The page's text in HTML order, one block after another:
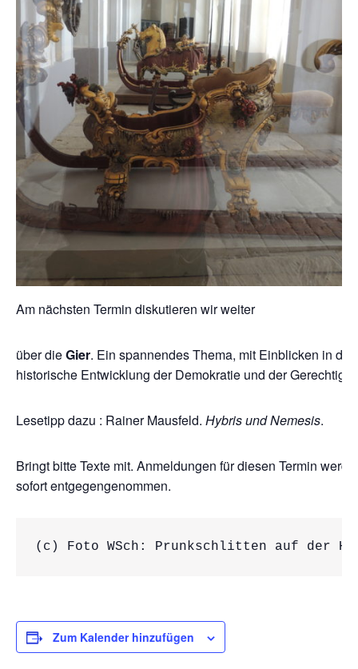
Am nächsten Termin diskutieren wir weiter
über dieGier. Ein spannendes Thema, mit Einblicken in die
historische Entwicklung der Demokratie und der
Lesetipp dazu : Rainer Mausfeld. Hybris und Nemesis.
Bringt bitte Texte mit. Anmeldungen für diesen Termin
sofort entgegengenommen.
(c) Foto WSch: Prunkschlitten auf der
Zum Kalender hinzufügen